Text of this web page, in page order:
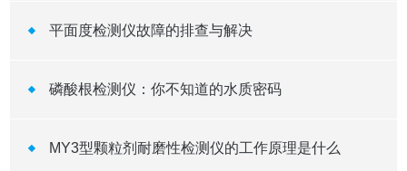
平面度检测仪故障的排查与解决
磷酸根检测仪：你不知道的水质密码
MY3型颗粒剂耐磨性检测仪的工作原理是什么